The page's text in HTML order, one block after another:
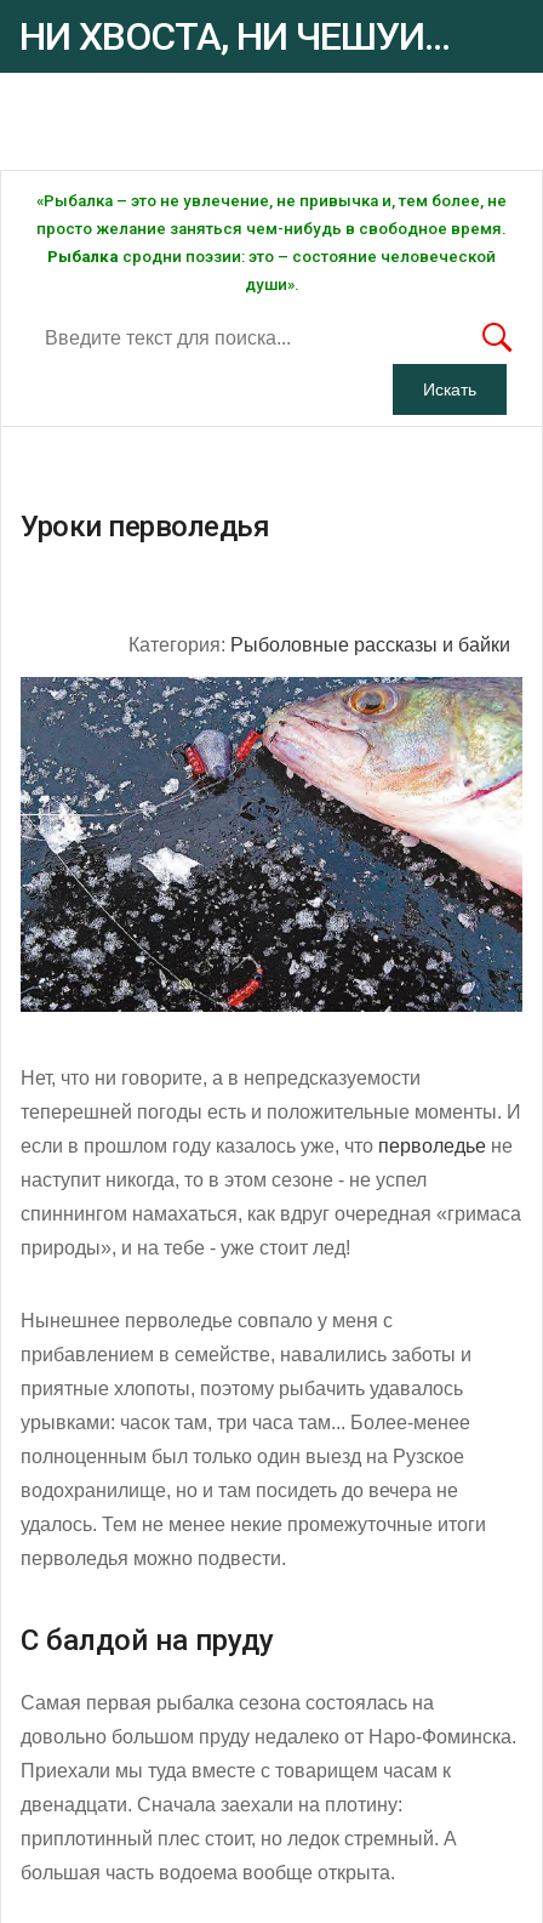
НИ ХВОСТА, НИ ЧЕШУИ...
«Рыбалка – это не увлечение, не привычка и, тем более, не
просто желание заняться чем-нибудь в свободное время.
Рыбалка сродни поэзии: это – состояние человеческой
души».
Уроки перволедья
Категория: Рыболовные рассказы и байки
Нет, что ни говорите, а в непредсказуемости
теперешней погоды есть и положительные моменты. И
если в прошлом году казалось уже, что перволедье не
наступит никогда, то в этом сезоне - не успел
спиннингом намахаться, как вдруг очередная «гримаса
природы», и на тебе - уже стоит лед!
Нынешнее перволедье совпало у меня с
прибавлением в семействе, навалились заботы и
приятные хлопоты, поэтому рыбачить удавалось
урывками: часок там, три часа там... Более-менее
полноценным был только один выезд на Рузское
водохранилище, но и там посидеть до вечера не
удалось. Тем не менее некие промежуточные итоги
перволедья можно подвести.
С балдой на пруду
Самая первая рыбалка сезона состоялась на
довольно большом пруду недалеко от Наро-Фоминска.
Приехали мы туда вместе с товарищем часам к
двенадцати. Сначала заехали на плотину:
приплотинный плес стоит, но ледок стремный. А
большая часть водоема вообще открыта.